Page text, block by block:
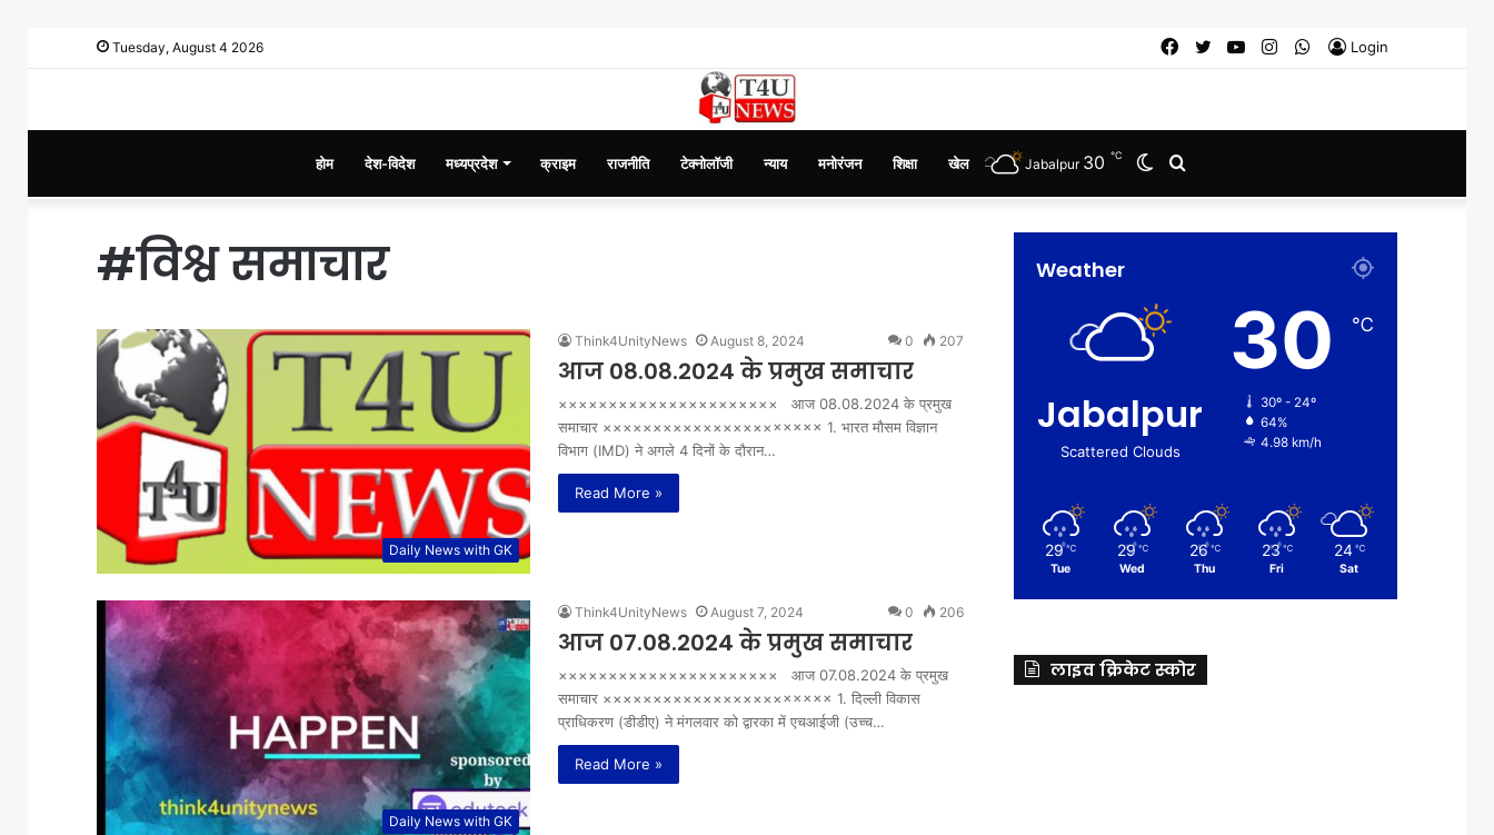
Tuesday, August 4 2026 Login
WhatsApp
Instagram
YouTube
Twitter
Facebook
होम देश-विदेश मध्यप्रदेश क्राइम राजनीति टेक्नोलॉजी न्याय मनोरंजन शिक्षा खेल
for
Switch
skin
Jabalpur 30 ℃
#विश्व समाचार
Daily News with GK
Think4UnityNews August 8, 2024 0 207
आज 08.08.2024 के प्रमुख समाचार
×××××××××××××××××××××× आज 08.08.2024 के प्रमुख
समाचार ×××××××××××××××××××××× 1. भारत मौसम विज्ञान
विभाग (IMD) ने अगले 4 दिनों के दौरान…
Read More »
Daily News with GK
Think4UnityNews August 7, 2024 0 206
आज 07.08.2024 के प्रमुख समाचार
×××××××××××××××××××××× आज 07.08.2024 के प्रमुख
समाचार ××××××××××××××××××××××× 1. दिल्ली विकास
प्राधिकरण (डीडीए) ने मंगलवार को द्वारका में एचआईजी (उच्च…
Read More »
Weather
Jabalpur
Scattered Clouds
30 ℃
30º - 24º
64%
4.98 km/h
29 ℃
Tue
29 ℃
Wed
26 ℃
Thu
23 ℃
Fri
24 ℃
Sat
लाइव क्रिकेट स्कोर